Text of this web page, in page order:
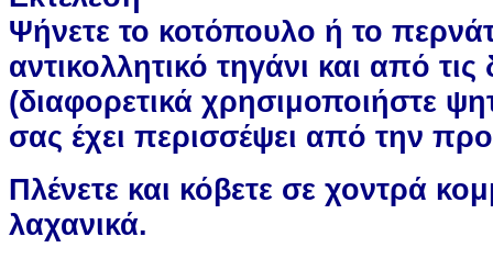
Ψήνετε το κοτόπουλο ή το
αντικολλητικό τηγάνι και από
(διαφορετικά χρησιμοποιήστε
σας έχει περισσέψει από την
Πλένετε και κόβετε σε χοντρά
λαχανικά.